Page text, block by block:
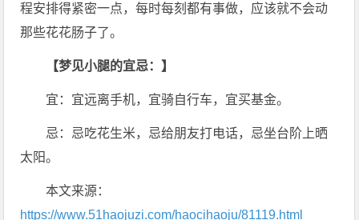
程安排得紧密一点，每时每刻都有事做，应该就不会动
那些花花肠子了。
【梦见小腿的宜忌：】
宜：宜远离手机，宜骑自行车，宜买基金。
忌：忌吃花生米，忌给朋友打电话，忌坐台阶上晒
太阳。
本文来源：
https://www.51haojuzi.com/haocihaoju/81119.html